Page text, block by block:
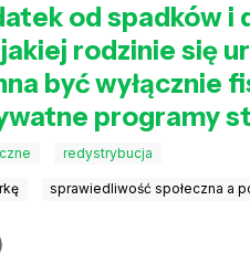
od spadków i
rodzinie się
być wyłącznie
programy
redystrybucja
sprawiedliwość społeczna a